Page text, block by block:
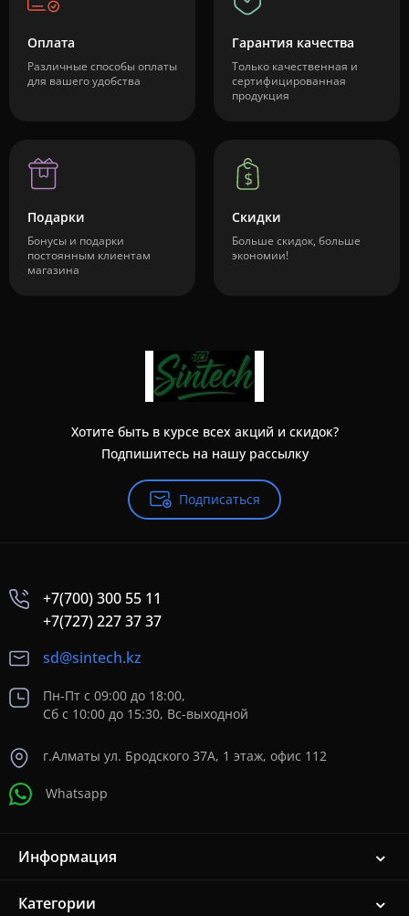
Оплата
Различные способы оплаты
для вашего удобства
Гарантия качества
Только качественная и
сертифицированная
продукция
Подарки
Бонусы и подарки
постоянным клиентам
магазина
Скидки
Больше скидок, больше
экономии!
Хотите быть в курсе всех акций и скидок?
Подпишитесь на нашу рассылку
Подписаться
+7(700) 300 55 11
+7(727) 227 37 37
sd@sintech.kz
Пн-Пт с 09:00 до 18:00,
Сб с 10:00 до 15:30, Вс-выходной
г.Алматы ул. Бродского 37A, 1 этаж, офис 112
Whatsapp
Информация
Категории